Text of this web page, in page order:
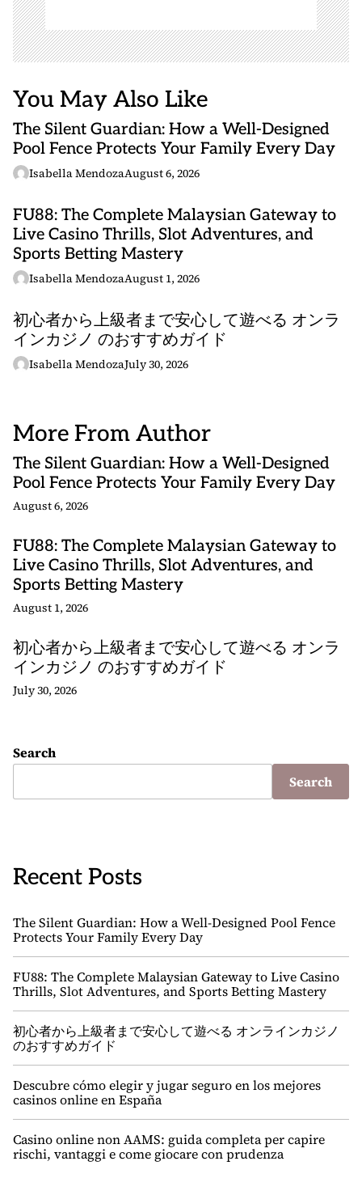
You May Also Like
The Silent Guardian: How a Well-Designed
Pool Fence Protects Your Family Every Day
Isabella MendozaAugust 6, 2026
FU88: The Complete Malaysian Gateway to
Live Casino Thrills, Slot Adventures, and
Sports Betting Mastery
Isabella MendozaAugust 1, 2026
初心者から上級者まで安心して遊べる オンラ
インカジノ のおすすめガイド
Isabella MendozaJuly 30, 2026
More From Author
The Silent Guardian: How a Well-Designed
Pool Fence Protects Your Family Every Day
August 6, 2026
FU88: The Complete Malaysian Gateway to
Live Casino Thrills, Slot Adventures, and
Sports Betting Mastery
August 1, 2026
初心者から上級者まで安心して遊べる オンラ
インカジノ のおすすめガイド
July 30, 2026
Search
Search
Recent Posts
The Silent Guardian: How a Well-Designed Pool Fence
Protects Your Family Every Day
FU88: The Complete Malaysian Gateway to Live Casino
Thrills, Slot Adventures, and Sports Betting Mastery
初心者から上級者まで安心して遊べる オンラインカジノ
のおすすめガイド
Descubre cómo elegir y jugar seguro en los mejores
casinos online en España
Casino online non AAMS: guida completa per capire
rischi, vantaggi e come giocare con prudenza